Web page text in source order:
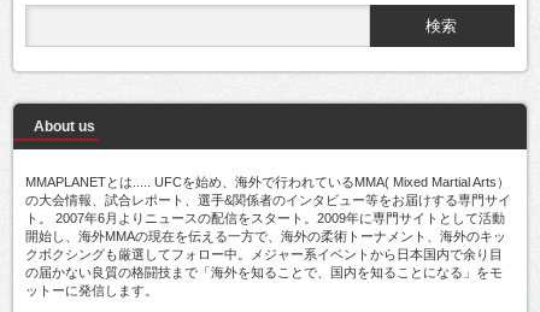
About us
MMAPLANETとは..... UFCを始め、海外で行われているMMA( Mixed Martial Arts）
の大会情報、試合レポート、選手&関係者のインタビュー等をお届けする専門サイ
ト。 2007年6月よりニュースの配信をスタート。2009年に専門サイトとして活動
開始し、海外MMAの現在を伝える一方で、海外の柔術トーナメント、海外のキッ
クボクシングも厳選してフォロー中。メジャー系イベントから日本国内で余り目
の届かない良質の格闘技まで「海外を知ることで、国内を知ることになる」をモ
ットーに発信します。